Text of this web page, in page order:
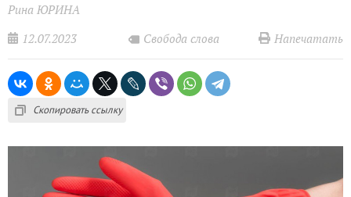
Рина ЮРИНА
12.07.2023
Свобода слова Напечатать
Скопировать ссылку